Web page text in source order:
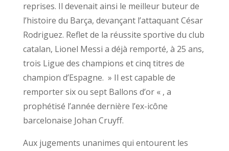
reprises. Il devenait ainsi le meilleur buteur de
l’histoire du Barça, devançant l’attaquant César
Rodriguez. Reflet de la réussite sportive du club
catalan, Lionel Messi a déjà remporté, à 25 ans,
trois Ligue des champions et cinq titres de
champion d’Espagne. » Il est capable de
remporter six ou sept Ballons d’or « , a
prophétisé l’année dernière l’ex-icône
barcelonaise Johan Cruyff.
Aux jugements unanimes qui entourent les